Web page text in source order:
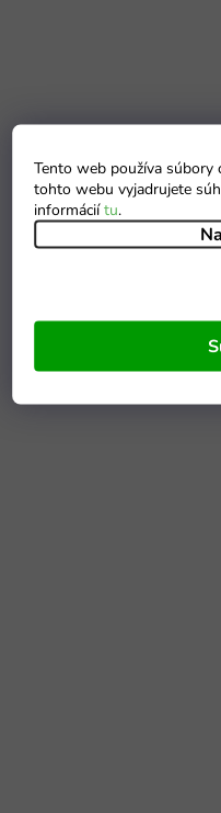
Tento web používa súbory
tohto webu vyjadrujete
informáciítu.